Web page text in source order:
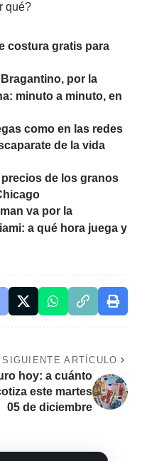
qué?
costura gratis para
por la
minuto a minuto, en
como en las redes
de la vida
de los granos
va por la
a qué hora juega y
SIGUIENTE ARTÍCULO
hoy: a cuánto
este martes
05 de diciembre